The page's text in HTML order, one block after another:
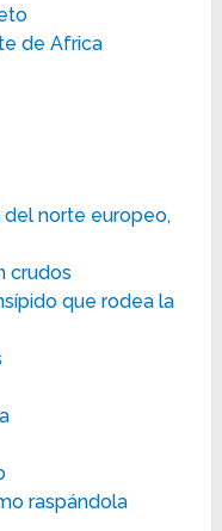
de Africa
norte europeo,
crudos
que rodea la
raspándola